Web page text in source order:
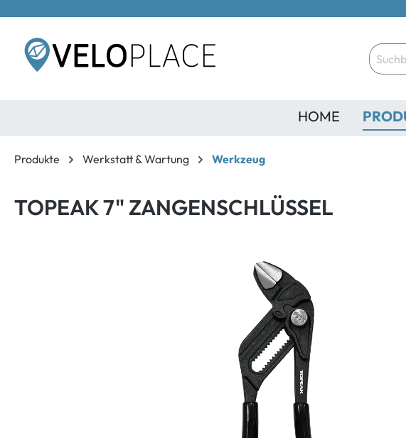
springen
HOME
Produkte Werkstatt & Wartung Werkzeug
TOPEAK 7" ZANGENSCHLÜSSEL